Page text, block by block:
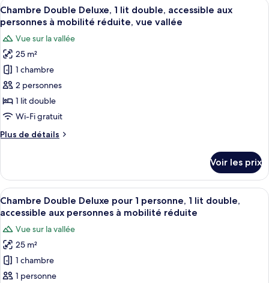
Afficher
toutes
les
photos
pour
ce
type
de
chambre :
Double
lit
double,
accessible
aux
personnes
à
mobilité
réduite,
3
Chambre Double Deluxe, 1 lit double, accessible aux
personnes à mobilité réduite, vue vallée
Vue sur la vallée
25 m²
1 chambre
2 personnes
1 lit double
Wi-Fi gratuit
Plus de détails
Plus
le
type
de
chambre
Double
Deluxe,
lit
double,
Voir les prix
Afficher
toutes
photos
pour
ce
type
Une chambre d’hôtel moderne avec
3
Chambre Double Deluxe pour 1 personne, 1 lit double,
accessible aux personnes à mobilité réduite
Vue sur la vallée
25 m²
1 chambre
1 personne